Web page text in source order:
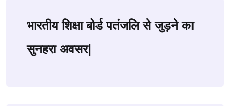
भारतीय शिक्षा बोर्ड पतंजलि से जुड़ने का
सुनहरा अवसर|